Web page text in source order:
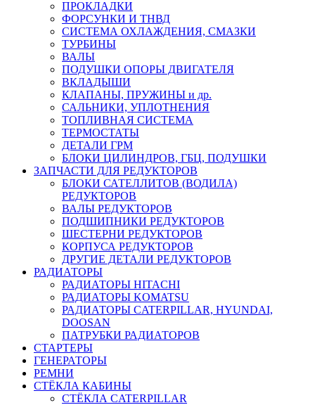
ПРОКЛАДКИ
ФОРСУНКИ И ТНВД
СИСТЕМА ОХЛАЖДЕНИЯ, СМАЗКИ
ТУРБИНЫ
ВАЛЫ
ПОДУШКИ ОПОРЫ ДВИГАТЕЛЯ
ВКЛАДЫШИ
КЛАПАНЫ, ПРУЖИНЫ и др.
САЛЬНИКИ, УПЛОТНЕНИЯ
ТОПЛИВНАЯ СИСТЕМА
ТЕРМОСТАТЫ
ДЕТАЛИ ГРМ
БЛОКИ ЦИЛИНДРОВ, ГБЦ, ПОДУШКИ
ЗАПЧАСТИ ДЛЯ РЕДУКТОРОВ
БЛОКИ САТЕЛЛИТОВ (ВОДИЛА)
РЕДУКТОРОВ
ВАЛЫ РЕДУКТОРОВ
ПОДШИПНИКИ РЕДУКТОРОВ
ШЕСТЕРНИ РЕДУКТОРОВ
КОРПУСА РЕДУКТОРОВ
ДРУГИЕ ДЕТАЛИ РЕДУКТОРОВ
РАДИАТОРЫ
РАДИАТОРЫ HITACHI
РАДИАТОРЫ KOMATSU
РАДИАТОРЫ CATERPILLAR, HYUNDAI,
DOOSAN
ПАТРУБКИ РАДИАТОРОВ
СТАРТЕРЫ
ГЕНЕРАТОРЫ
РЕМНИ
СТЁКЛА КАБИНЫ
СТЁКЛА CATERPILLAR